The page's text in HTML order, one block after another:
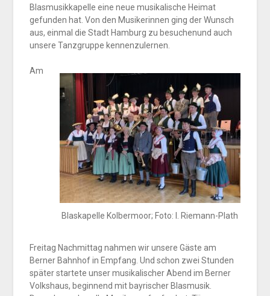
Blasmusikkapelle eine neue musikalische Heimat
gefunden hat. Von den Musikerinnen ging der Wunsch
aus, einmal die Stadt Hamburg zu besuchenund auch
unsere Tanzgruppe kennenzulernen.
Blaskapelle Kolbermoor; Foto: I. Riemann-Plath
Am
Freitag Nachmittag nahmen wir unsere Gäste am
Berner Bahnhof in Empfang. Und schon zwei Stunden
später startete unser musikalischer Abend im Berner
Volkshaus, beginnend mit bayrischer Blasmusik.